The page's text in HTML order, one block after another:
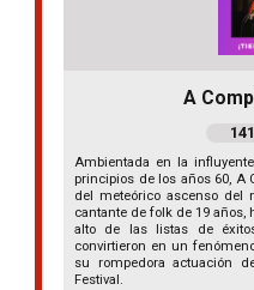
A
141
Ambientada en la
principios de los años 60, A
del meteórico ascenso del
cantante de folk de 19 años,
alto de las listas de
convirtieron en un
su rompedora actuación
Festival.